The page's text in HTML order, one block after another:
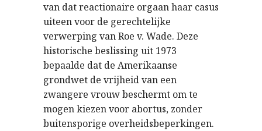
van dat reactionaire orgaan haar casus
uiteen voor de gerechtelijke
verwerping van Roe v. Wade. Deze
historische beslissing uit 1973
bepaalde dat de Amerikaanse
grondwet de vrijheid van een
zwangere vrouw beschermt om te
mogen kiezen voor abortus, zonder
buitensporige overheidsbeperkingen.